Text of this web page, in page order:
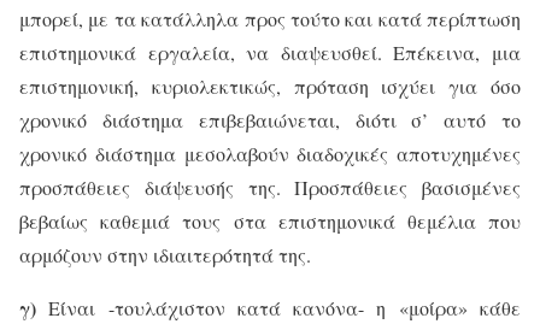
μπορεί, με τα κατάλληλα προς τούτο και κατά περίπτωση
επιστημονικά εργαλεία, να διαψευσθεί. Επέκεινα, μια
επιστημονική, κυριολεκτικώς, πρόταση ισχύει για όσο
χρονικό διάστημα επιβεβαιώνεται, διότι σ’ αυτό το
χρονικό διάστημα μεσολαβούν διαδοχικές αποτυχημένες
προσπάθειες διάψευσής της. Προσπάθειες βασισμένες
βεβαίως καθεμιά τους στα επιστημονικά θεμέλια που
αρμόζουν στην ιδιαιτερότητά της.
γ)Είναι -τουλάχιστον κατά κανόνα- η «μοίρα» κάθε